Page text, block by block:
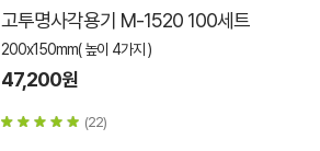
고투명사각용기 M-1520 100세트
200x150mm( 높이 4가지 )
47,200원
(22)